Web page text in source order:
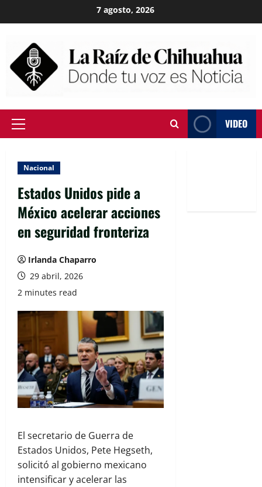
to
7 agosto, 2026
Primary
VIDEO
Nacional
Estados Unidos pide a
México acelerar acciones
en seguridad fronteriza
Irlanda Chaparro
29 abril, 2026
2 minutes read
El secretario de Guerra de
Estados Unidos, Pete Hegseth,
solicitó al gobierno mexicano
intensificar y acelerar las